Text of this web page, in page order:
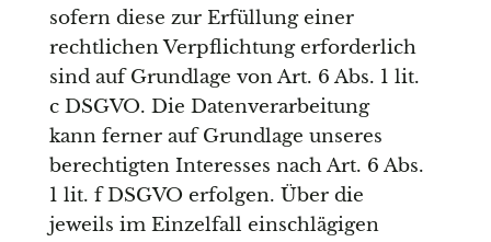
sofern diese zur Erfüllung einer
rechtlichen Verpflichtung erforderlich
sind auf Grundlage von Art. 6 Abs. 1 lit.
c DSGVO. Die Datenverarbeitung
kann ferner auf Grundlage unseres
berechtigten Interesses nach Art. 6 Abs.
1 lit. f DSGVO erfolgen. Über die
jeweils im Einzelfall einschlägigen